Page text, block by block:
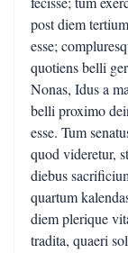
post diem
esse;
quotiens belli
Nonas, Idus a
belli proximo
esse. Tum
quod videretur,
diebus
quartum
diem plerique
tradita, quaeri